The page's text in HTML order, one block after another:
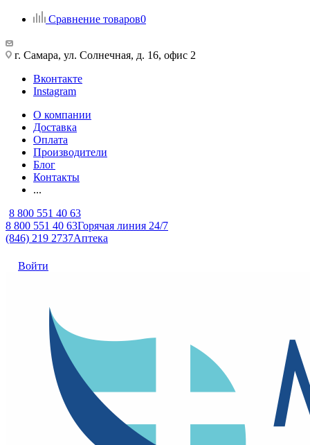
Сравнение товаров0
г. Самара, ул. Солнечная, д. 16, офис 2
Вконтакте
Instagram
О компании
Доставка
Оплата
Производители
Блог
Контакты
...
8 800 551 40 63
8 800 551 40 63Горячая линия 24/7
(846) 219 2737Аптека
Войти